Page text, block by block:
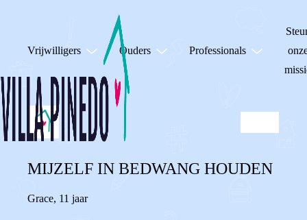
Vrijwilligers Ouders Professionals
MIJZELF IN BEDWANG HOUDEN
Grace, 11 jaar